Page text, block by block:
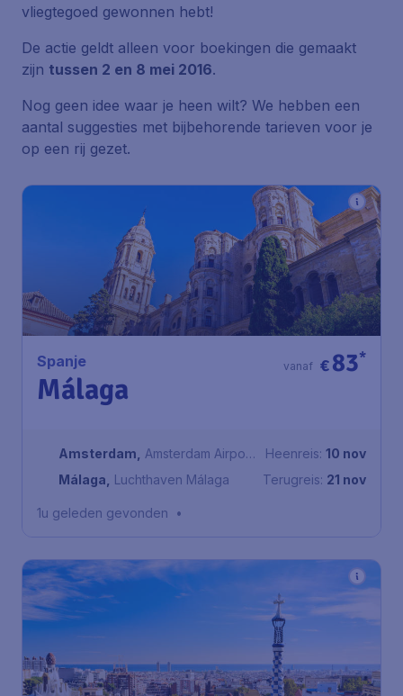
vliegtegoed gewonnen hebt!
De actie geldt alleen voor boekingen die gemaakt
zijn tussen 2 en 8 mei 2016.
Nog geen idee waar je heen wilt? We hebben een
aantal suggesties met bijbehorende tarieven voor je
op een rij gezet.
Spanje
Málaga
83
Amsterdam
Amsterdam Airport
Schiphol
Málaga Luchthaven Málaga
Heenreis: 10 nov
Terugreis: 21 nov
1u geleden gevonden •